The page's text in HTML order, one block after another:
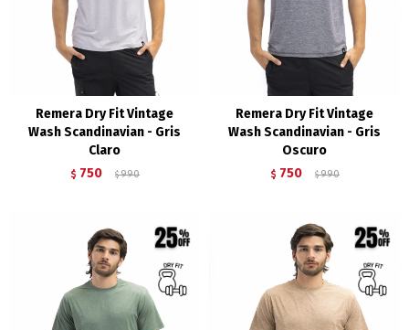
Remera Dry Fit Vintage
Wash Scandinavian - Gris
Claro
$ 750 $ 990
Remera Dry Fit Vintage
Wash Scandinavian - Gris
Oscuro
$ 750 $ 990